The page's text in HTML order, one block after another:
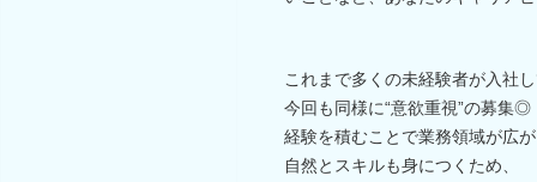
これまで多くの未経験者が入社
今回も同様に“意欲重視”の募集◎
経験を積むことで業務領域が広
自然とスキルも身につくため、